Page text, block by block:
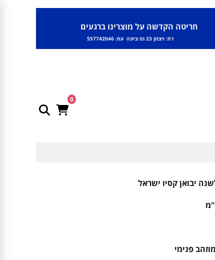
חריטה הקדשה על מוצרינו ברגעים
ויצמן 23 נס ציונה עמ: 557742046
0
יבואן קסיו ישראל
פנימי